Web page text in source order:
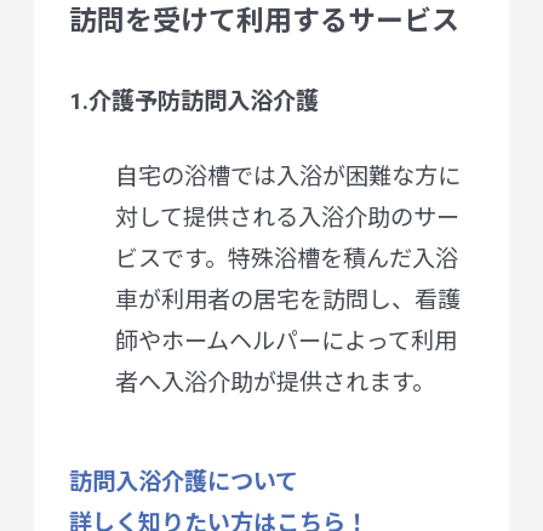
訪問を受けて利用するサービス
1.介護予防訪問入浴介護
自宅の浴槽では入浴が困難な方に
対して提供される入浴介助のサー
ビスです。特殊浴槽を積んだ入浴
車が利用者の居宅を訪問し、看護
師やホームヘルパーによって利用
者へ入浴介助が提供されます。
訪問入浴介護について
詳しく知りたい方はこちら！